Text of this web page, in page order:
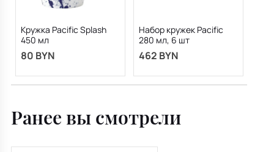
Кружка Pacific Splash
450 мл
80 BYN
Набор кружек Pacific
280 мл, 6 шт
462 BYN
Ранее вы смотрели